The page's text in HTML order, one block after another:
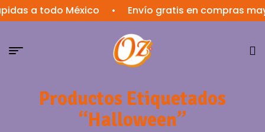
a todo México Envío gratis en compras
Productos Etiquetados
“halloween”